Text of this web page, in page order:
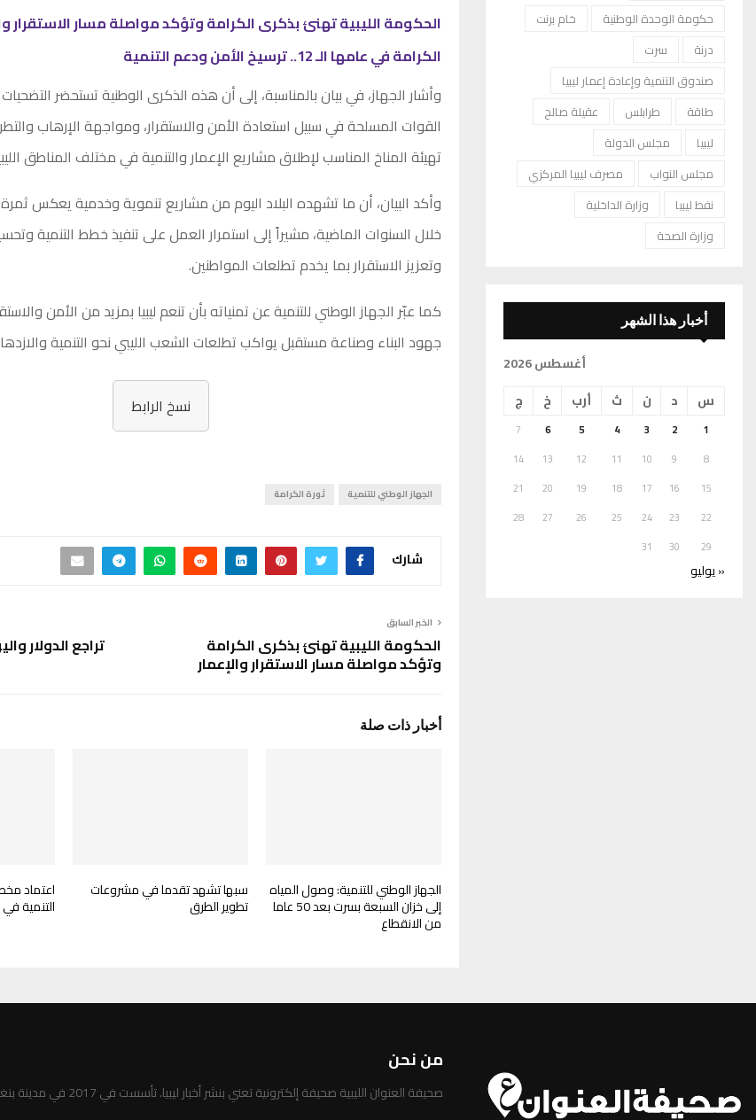
الحكومة الليبية تهنئ بذكرى الكرامة وتؤكد مواصلة مسار الاستقرار
الكرامة في عامها الـ 12.. ترسيخ الأمن ودعم التنمية
وأشار الجهاز، في بيان بالمناسبة، إلى أن هذه الذكرى الوطنية تستحضر
القوات المسلحة في سبيل استعادة الأمن والاستقرار، ومواجهة الإرهاب
تهيئة المناخ المناسب لإطلاق مشاريع الإعمار والتنمية في مختلف المناطق
وأكد البيان، أن ما تشهده البلاد اليوم من مشاريع تنموية وخدمية يعكس
خلال السنوات الماضية، مشيراً إلى استمرار العمل على تنفيذ خطط التنمية
وتعزيز الاستقرار بما يخدم تطلعات المواطنين.
كما عبّر الجهاز الوطني للتنمية عن تمنياته بأن تنعم ليبيا بمزيد من الأمن
جهود البناء وصناعة مستقبل يواكب تطلعات الشعب الليبي نحو التنمية
نسخ الرابط
الجهاز الوطني للتنمية ثورة الكرامة
شارك
الخبر السابق
الحكومة الليبية تهنئ بذكرى الكرامة
وتؤكد مواصلة مسار الاستقرار والإعمار
تراجع الدولار
أخبار ذات صلة
الجهاز الوطني للتنمية: وصول المياه
إلى خزان السبعة بسرت بعد 50 عاما
من الانقطاع
سبها تشهد تقدما في مشروعات
تطوير الطرق
اعتماد
التنمية
حكومة الوحدة الوطنية
خام برنت
درنة
سرت
صندوق التنمية وإعادة إعمار ليبيا
طاقة
طرابلس
عقيلة صالح
ليبيا
مجلس الدولة
مجلس النواب
مصرف ليبيا المركزي
نفط ليبيا
وزارة الداخلية
وزارة الصحة
أخبار هذا الشهر
أغسطس 2026
س
د ن ث أرب خ ج
1
2
3
4
5
6
7
8
9
10
11
12
13
14
15
16
17
18
19
20
21
22
23
24
25
26
27
28
29
30
31
« يوليو
من نحن
صحيفة العنوان الليبية صحيفة إلكترونية تعني بنشر أخبار ليبيا. تأسست في 2017 في مدينة بنغازي.